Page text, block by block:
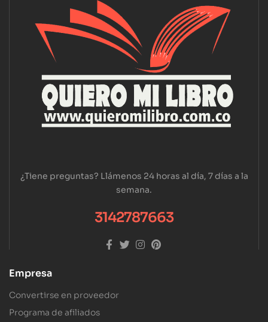
¿Tiene preguntas? Llámenos 24 horas al día, 7 días a la
semana.
3142787663
Empresa
Convertirse en proveedor
Programa de afiliados